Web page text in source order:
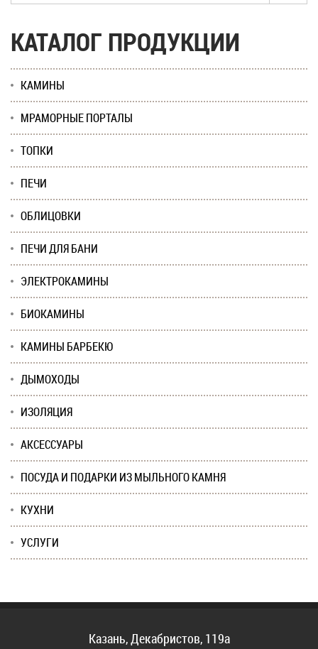
КАТАЛОГ ПРОДУКЦИИ
КАМИНЫ
МРАМОРНЫЕ ПОРТАЛЫ
ТОПКИ
ПЕЧИ
ОБЛИЦОВКИ
ПЕЧИ ДЛЯ БАНИ
ЭЛЕКТРОКАМИНЫ
БИОКАМИНЫ
КАМИНЫ БАРБЕКЮ
ДЫМОХОДЫ
ИЗОЛЯЦИЯ
АКСЕССУАРЫ
ПОСУДА И ПОДАРКИ ИЗ МЫЛЬНОГО КАМНЯ
КУХНИ
УСЛУГИ
Казань, Декабристов, 119а